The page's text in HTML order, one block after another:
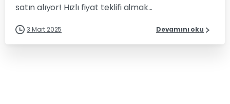
satın alıyor! Hızlı fiyat teklifi almak...
3 Mart 2025 Devamını oku